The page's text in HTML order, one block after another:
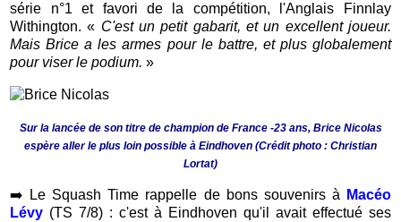
série n°1 et favori de la compétition, l'Anglais Finnlay
Withington. « C'est un petit gabarit, et un excellent joueur.
Mais Brice a les armes pour le battre, et plus globalement
pour viser le podium.»
Sur la lancée de son titre de champion de France -23 ans, Brice Nicolas
espère aller le plus loin possible à Eindhoven (Crédit photo : Christian
Lortat)
➡️ Le Squash Time rappelle de bons souvenirs à
Macéo
Lévy (TS 7/8) : c'est à Eindhoven qu'il avait effectué ses